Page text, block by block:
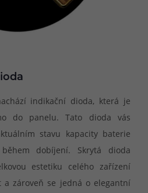
indikační dioda, která je
do panelu. Tato dioda vás
stavu kapacity baterie
dobíjení. Skrytá dioda
estetiku celého zařízení
a zároveň se jedná o elegantní